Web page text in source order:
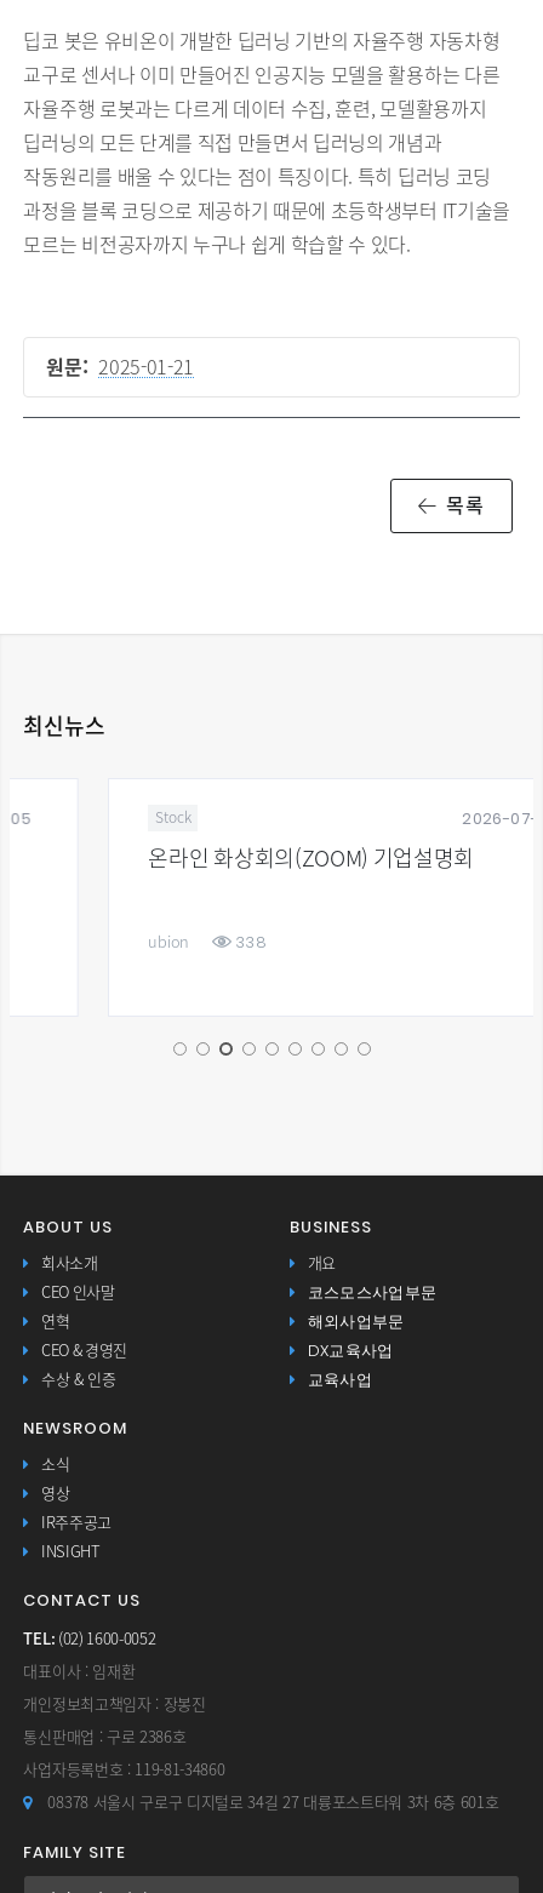
딥코 봇은 유비온이 개발한 딥러닝 기반의 자율주행 자동차형
교구로 센서나 이미 만들어진 인공지능 모델을 활용하는 다른
자율주행 로봇과는 다르게 데이터 수집, 훈련, 모델활용까지
딥러닝의 모든 단계를 직접 만들면서 딥러닝의 개념과
작동원리를 배울 수 있다는 점이 특징이다. 특히 딥러닝 코딩
과정을 블록 코딩으로 제공하기 때문에 초등학생부터 IT기술을
모르는 비전공자까지 누구나 쉽게 학습할 수 있다.
원문: 2025-01-21
목록
최신뉴스
2026-07-16
온라인 화상회의(ZOOM) 기업설명회
338
ABOUT US
회사소개
CEO 인사말
연혁
CEO & 경영진
수상 & 인증
BUSINESS
개요
코스모스사업부문
해외사업부문
DX교육사업
교육사업
NEWSROOM
소식
영상
IR주주공고
INSIGHT
CONTACT US
TEL: (02) 1600-0052
대표이사 : 임재환
개인정보최고책임자 : 장봉진
통신판매업 : 구로 2386호
사업자등록번호 : 119-81-34860
08378 서울시 구로구 디지털로 34길 27 대륭포스트타워 3차 6층 601호
FAMILY SITE